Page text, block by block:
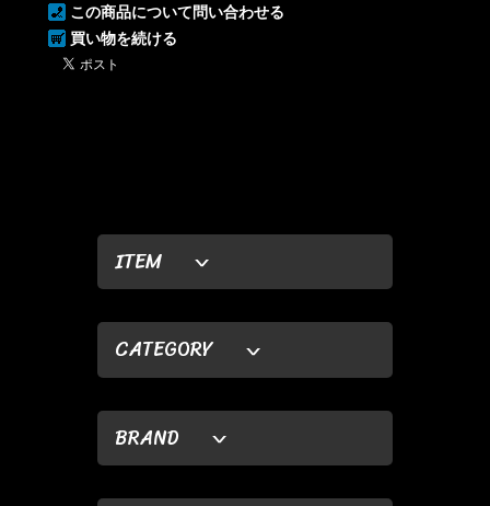
ITEM
CATEGORY
BRAND
この商品について問い合わせる
買い物を続ける